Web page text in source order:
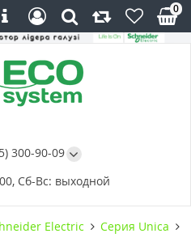
300-90-09
Сб-Вс: выходной
0
Electric Серия Unica